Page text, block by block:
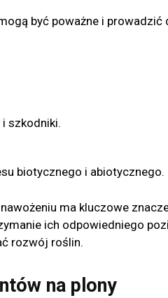
być poważne i
szkodniki.
biotycznego i abiotycznego.
ma kluczowe
ich odpowiedniego
rozwój roślin.
na plony